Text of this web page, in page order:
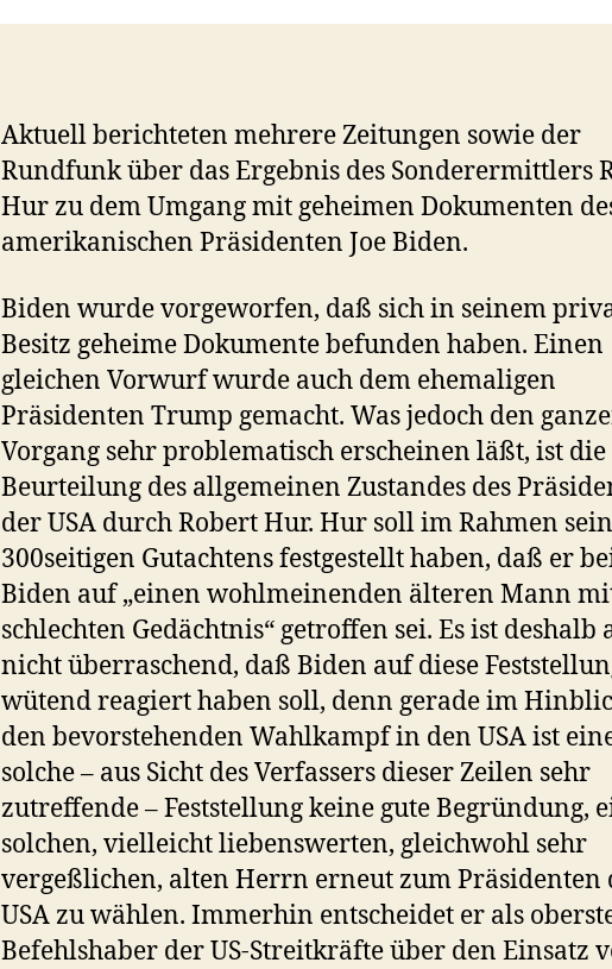
Aktuell berichteten mehrere Zeitungen sowie der
Rundfunk über das Ergebnis des Sonderermittlers
Hur zu dem Umgang mit geheimen Dokumenten
amerikanischen Präsidenten Joe Biden.
Biden wurde vorgeworfen, daß sich in seinem
Besitz geheime Dokumente befunden haben. Einen
gleichen Vorwurf wurde auch dem ehemaligen
Präsidenten Trump gemacht. Was jedoch den
Vorgang sehr problematisch erscheinen läßt, ist die
Beurteilung des allgemeinen Zustandes des
der USA durch Robert Hur. Hur soll im Rahmen
300seitigen Gutachtens festgestellt haben, daß er
Biden auf „einen wohlmeinenden älteren Mann
schlechten Gedächtnis“ getroffen sei. Es ist deshalb
nicht überraschend, daß Biden auf diese
wütend reagiert haben soll, denn gerade im
den bevorstehenden Wahlkampf in den USA ist
solche – aus Sicht des Verfassers dieser Zeilen sehr
zutreffende – Feststellung keine gute Begründung,
solchen, vielleicht liebenswerten, gleichwohl sehr
vergeßlichen, alten Herrn erneut zum Präsidenten
USA zu wählen. Immerhin entscheidet er als
Befehlshaber der US-Streitkräfte über den Einsatz